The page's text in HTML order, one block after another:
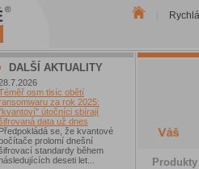
DALŠÍ AKTUALITY
osm tisíc obětí
za rok 2025:
útočníci sbírají
data už dnes
Předpokládá se, že kvantové
prolomí dnešní
standardy během
deseti let...